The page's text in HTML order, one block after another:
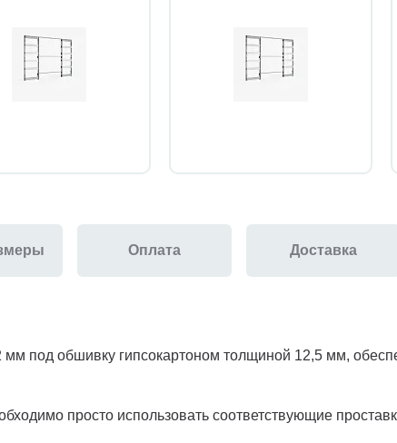
Оплата Доставка
под обшивку гипсокартоном толщиной 12,5 мм,
просто использовать соответствующие